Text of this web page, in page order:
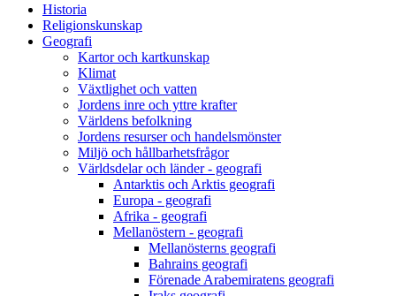
Historia
Religionskunskap
Geografi
Kartor och kartkunskap
Klimat
Växtlighet och vatten
Jordens inre och yttre krafter
Världens befolkning
Jordens resurser och handelsmönster
Miljö och hållbarhetsfrågor
Världsdelar och länder - geografi
Antarktis och Arktis geografi
Europa - geografi
Afrika - geografi
Mellanöstern - geografi
Mellanösterns geografi
Bahrains geografi
Förenade Arabemiratens geografi